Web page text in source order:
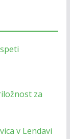
za
v Lendavi